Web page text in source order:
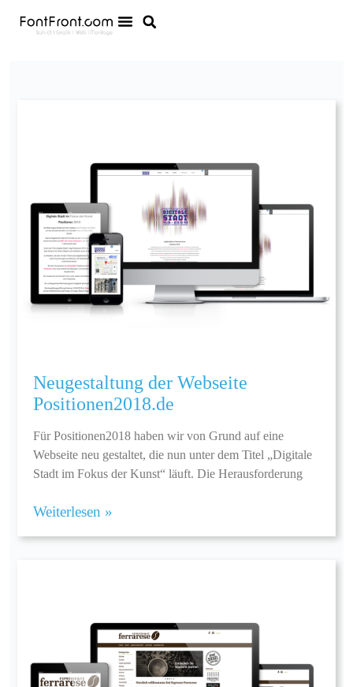
Neugestaltung der Webseite
Positionen2018.de
Für Positionen2018 haben wir von Grund auf eine
Webseite neu gestaltet, die nun unter dem Titel „Digitale
Stadt im Fokus der Kunst“ läuft. Die Herausforderung
Weiterlesen »